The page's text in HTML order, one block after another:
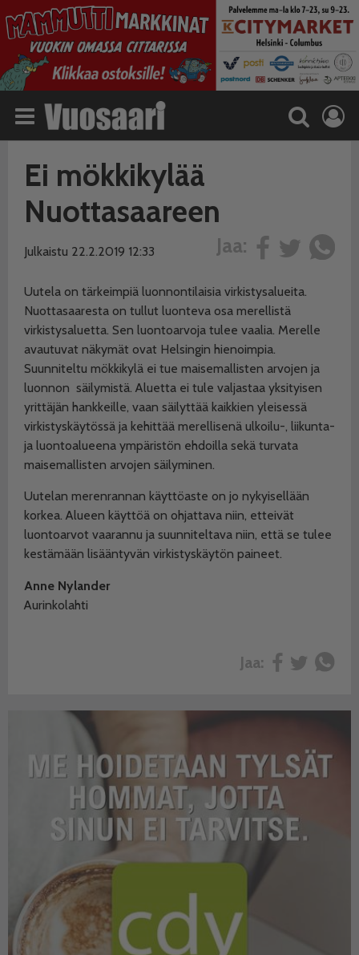
Ei mökkikylää
Nuottasaareen
Jaa:
Julkaistu 22.2.2019 12:33
Uutela on tärkeimpiä luonnontilaisia virkistysalueita.
Nuottasaaresta on tullut luonteva osa merellistä
virkistysaluetta. Sen luontoarvoja tulee vaalia. Merelle
avautuvat näkymät ovat Helsingin hienoimpia.
Suunniteltu mökkikylä ei tue maisemallisten arvojen ja
luonnon säilymistä. Aluetta ei tule valjastaa yksityisen
yrittäjän hankkeille, vaan säilyttää kaikkien yleisessä
virkistyskäytössä ja kehittää merellisenä ulkoilu-, liikunta-
ja luontoalueena ympäristön ehdoilla sekä turvata
maisemallisten arvojen säilyminen.
Uutelan merenrannan käyttöaste on jo nykyisellään
korkea. Alueen käyttöä on ohjattava niin, etteivät
luontoarvot vaarannu ja suunniteltava niin, että se tulee
kestämään lisääntyvän virkistyskäytön paineet.
Anne Nylander
Aurinkolahti
Jaa: